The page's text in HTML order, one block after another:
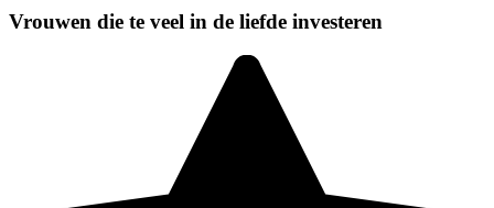
Vrouwen die te veel in de liefde investeren